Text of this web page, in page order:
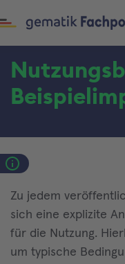
Zu jedem
sich eine explizite
für die Nutzung.
um typische